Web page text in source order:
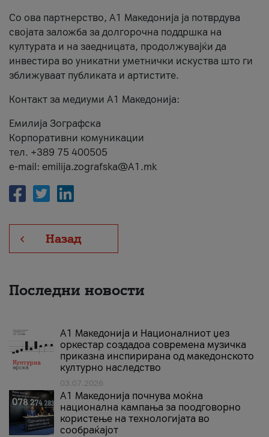
Со ова партнерство, A1 Македонија ја потврдува
својата заложба за долгорочна поддршка на
културата и на заедницата, продолжувајќи да
инвестира во уникатни уметнички искуства што ги
зближуваат публиката и артистите.
Контакт за медиуми А1 Македонија:
Емилија Зографска
Корпоративни комуникации
тел. +389 75 400505
e-mail: emilija.zografska@A1.mk
Назад
Последни новости
А1 Македонија и Националниот џез
оркестар создадоа современа музичка
приказна инспирирана од македонското
културно наследство
03.07.2026
A1 Македонија почнува моќна
национална кампања за поодговорно
користење на технологијата во
сообраќајот